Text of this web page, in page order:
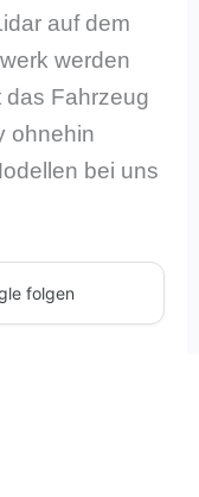
auf dem
werden
das Fahrzeug
ohnehin
bei uns
folgen